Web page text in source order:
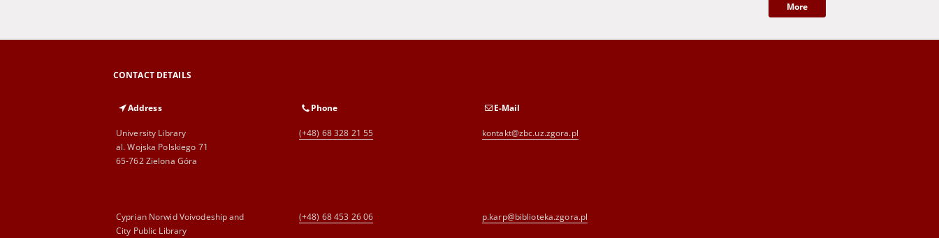
More
CONTACT DETAILS
Address
University Library
al. Wojska Polskiego 71
65-762 Zielona Góra
Phone
(+48) 68 328 21 55
E-Mail
kontakt@zbc.uz.zgora.pl
Cyprian Norwid Voivodeship and
City Public Library
(+48) 68 453 26 06 p.karp@biblioteka.zgora.pl